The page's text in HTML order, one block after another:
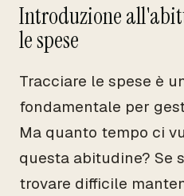
Introduzione
le spese
Tracciare le spese è
fondamentale per
Ma quanto tempo ci
questa abitudine? Se
trovare difficile